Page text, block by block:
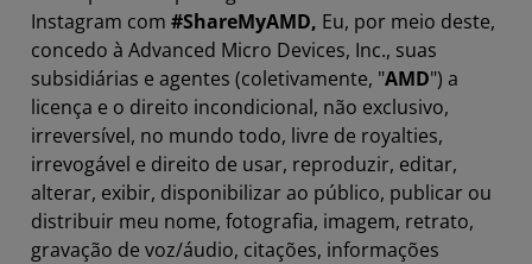
Instagram com #ShareMyAMD, Eu, por meio deste,
concedo à Advanced Micro Devices, Inc., suas
subsidiárias e agentes (coletivamente, "AMD") a
licença e o direito incondicional, não exclusivo,
irreversível, no mundo todo, livre de royalties,
irrevogável e direito de usar, reproduzir, editar,
alterar, exibir, disponibilizar ao público, publicar ou
distribuir meu nome, fotografia, imagem, retrato,
gravação de voz/áudio, citações, informações